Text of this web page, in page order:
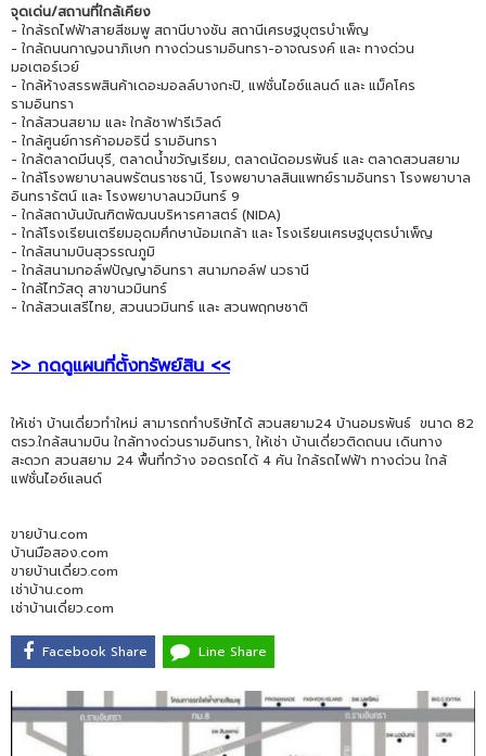
จุดเด่น/สถานที่ใกล้เคียง
- ใกล้รถไฟฟ้าสายสีชมพู สถานีบางชัน สถานีเศรษฐบุตรบำเพ็ญ
- ใกล้ถนนกาญจนาภิเษก ทางด่วนรามอินทรา-อาจณรงค์ และ ทางด่วน
มอเตอร์เวย์
- ใกล้ห้างสรรพสินค้าเดอะมอลล์บางกะปิ, แฟชั่นไอซ์แลนด์ และ แม็คโคร
รามอินทรา
- ใกล้สวนสยาม และ ใกล้ซาฟารีเวิลด์
- ใกล้ศูนย์การค้าอมอรินี่ รามอินทรา
- ใกล้ตลาดมีนบุรี, ตลาดน้ำขวัญเรียม, ตลาดนัดอมรพันธ์ และ ตลาดสวนสยาม
- ใกล้โรงพยาบาลนพรัตนราชธานี, โรงพยาบาลสินแพทย์รามอินทรา โรงพยาบาล
อินทรารัตน์ และ โรงพยาบาลนวมินทร์ 9
- ใกล้สถาบันบัณฑิตพัฒนบริหารศาสตร์ (NIDA)
- ใกล้โรงเรียนเตรียมอุดมศึกษาน้อมเกล้า และ โรงเรียนเศรษฐบุตรบำเพ็ญ
- ใกล้สนามบินสุวรรณภูมิ
- ใกล้สนามกอล์ฟปัญญาอินทรา สนามกอล์ฟ นวธานี
- ใกล้ไทวัสดุ สาขานวมินทร์
- ใกล้สวนเสรีไทย, สวนนวมินทร์ และ สวนพฤกษชาติ
>> กดดูแผนที่ตั้งทรัพย์สิน <<
ให้เช่า บ้านเดี่ยวทำใหม่ สามารถทำบริษัทได้ สวนสยาม24 บ้านอมรพันธ์ ขนาด 82
ตรว.ใกล้สนามบิน ใกล้ทางด่วนรามอินทรา, ให้เช่า บ้านเดี่ยวติดถนน เดินทาง
สะดวก สวนสยาม 24 พื้นที่กว้าง จอดรถได้ 4 คัน ใกล้รถไฟฟ้า ทางด่วน ใกล้
แฟชั่นไอซ์แลนด์
ขายบ้าน.com
บ้านมือสอง.com
ขายบ้านเดี่ยว.com
เช่าบ้าน.com
เช่าบ้านเดี่ยว.com
Facebook Share Line Share